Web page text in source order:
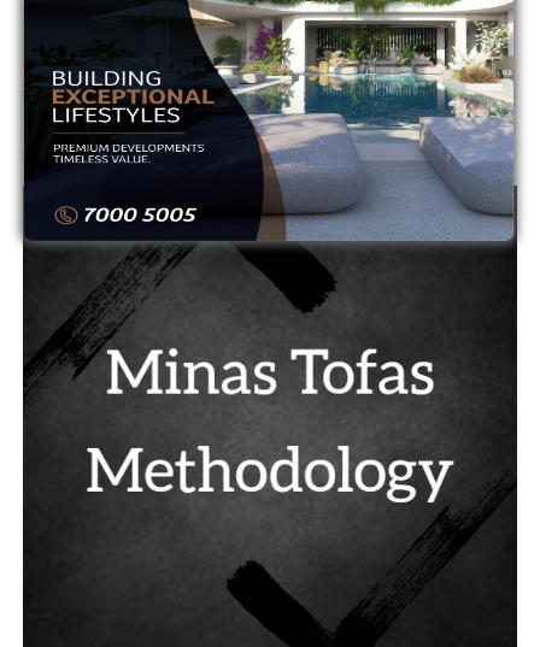
13
ΟΜΟΝΟΙΑ ΑΡΑΔΙΠΠΟΥ 0 0
ΠΑΦΟΣ 0 0
ADVERTISEMENT